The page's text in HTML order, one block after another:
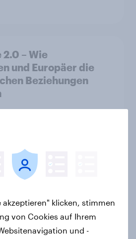
– Wie
und Europäer die
Beziehungen
Februar
zur Union bleibt
Ergebnis +++
akzeptieren" klicken, stimmen
von Cookies auf Ihrem
und -